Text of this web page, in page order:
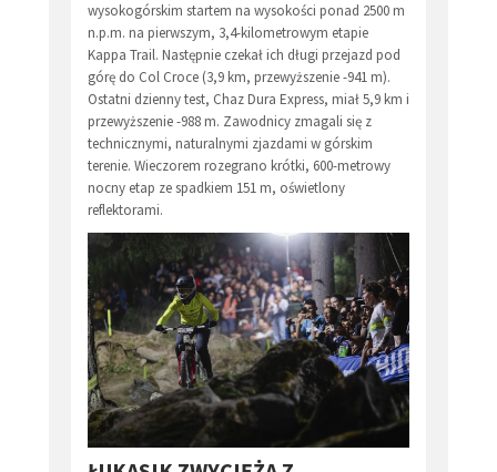
wysokogórskim startem na wysokości ponad 2500 m
n.p.m. na pierwszym, 3,4-kilometrowym etapie
Kappa Trail. Następnie czekał ich długi przejazd pod
górę do Col Croce (3,9 km, przewyższenie -941 m).
Ostatni dzienny test, Chaz Dura Express, miał 5,9 km i
przewyższenie -988 m. Zawodnicy zmagali się z
technicznymi, naturalnymi zjazdami w górskim
terenie. Wieczorem rozegrano krótki, 600-metrowy
nocny etap ze spadkiem 151 m, oświetlony
reflektorami.